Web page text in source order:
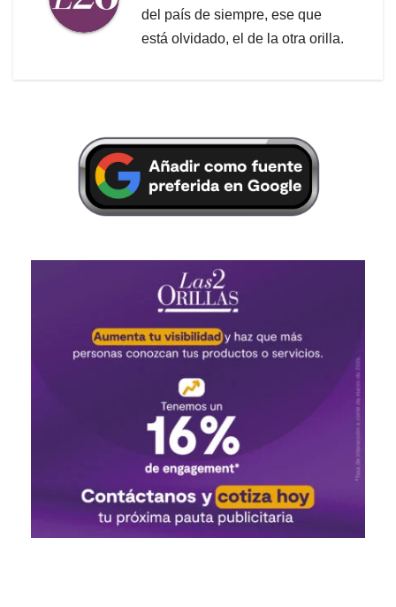
del país de siempre, ese que
está olvidado, el de la otra orilla.